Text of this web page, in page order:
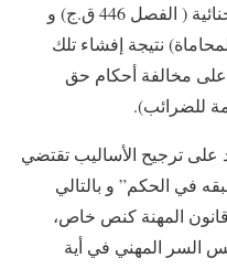
تشريعيين و هما قيام مسؤوليتهم الجنائية ( الفصل 446 ق.ج) و
مهنة المحاماة) نتيجة إفشاء تلك
على مخالفة أحكام حق
على ترجيح الأساليب تقتضي
في الحكم” و بالتالي
المهنة كنص خاص،
السر المهني في أية